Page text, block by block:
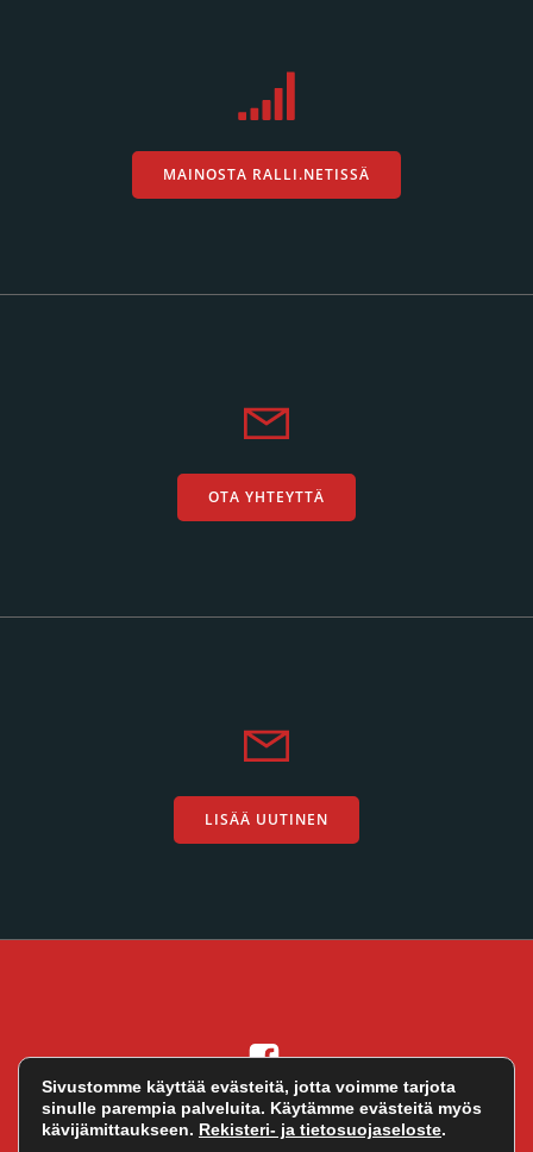
MAINOSTA RALLI.NETISSÄ
OTA YHTEYTTÄ
LISÄÄ UUTINEN
© 2026 Ralli.net. Toteutus Altivo Oy
Sivustomme käyttää evästeitä, jotta voimme tarjota
sinulle parempia palveluita. Käytämme evästeitä myös
kävijämittaukseen. Rekisteri- ja tietosuojaseloste.